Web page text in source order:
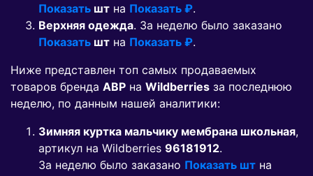
Показать шт на Показать ₽.
Верхняя одежда. За неделю было заказано
Показать шт на Показать ₽.
Ниже представлен топ самых продаваемых
товаров бренда АВР на Wildberries за последнюю
неделю, по данным нашей аналитики:
Зимняя куртка мальчику мембрана школьная,
артикул на Wildberries 96181912.
За неделю было заказано Показать шт на